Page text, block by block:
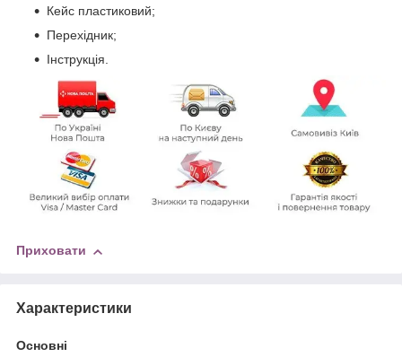
Кейс пластиковий;
Перехідник;
Інструкція.
Приховати
Характеристики
Основні